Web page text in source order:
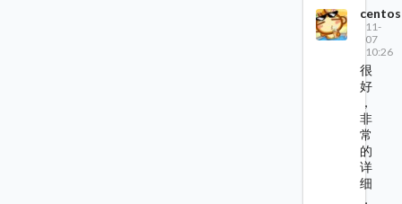
centos
11-
07
10:26
很
好
，
非
常
的
详
细
，